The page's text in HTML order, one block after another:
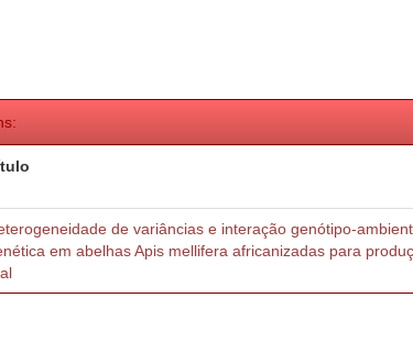
de variâncias e interação genótipo-
em abelhas Apis mellifera africanizadas para